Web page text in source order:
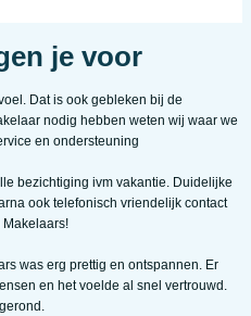
je voor
Dat is ook gebleken bij de
nodig hebben weten wij waar we
en ondersteuning
bezichtiging ivm vakantie. Duidelijke
ook telefonisch vriendelijk contact
was erg prettig en ontspannen. Er
en het voelde al snel vertrouwd.